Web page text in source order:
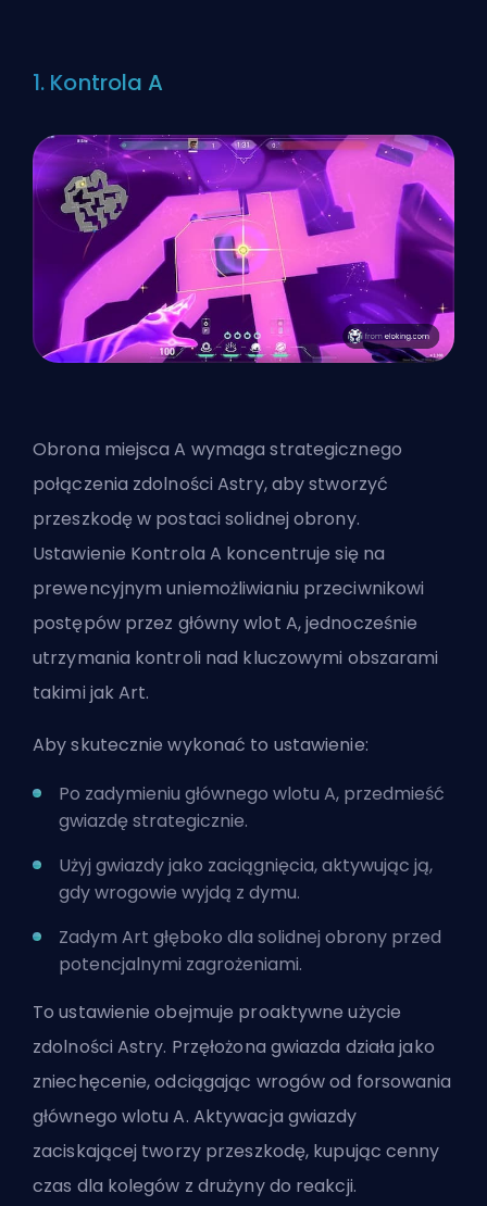
1. Kontrola A
Obrona miejsca A wymaga strategicznego
połączenia zdolności Astry, aby stworzyć
przeszkodę w postaci solidnej obrony.
Ustawienie Kontrola A koncentruje się na
prewencyjnym uniemożliwianiu przeciwnikowi
postępów przez główny wlot A, jednocześnie
utrzymania kontroli nad kluczowymi obszarami
takimi jak Art.
Aby skutecznie wykonać to ustawienie:
Po zadymieniu głównego wlotu A, przedmieść
gwiazdę strategicznie.
Użyj gwiazdy jako zaciągnięcia, aktywując ją,
gdy wrogowie wyjdą z dymu.
Zadym Art głęboko dla solidnej obrony przed
potencjalnymi zagrożeniami.
To ustawienie obejmuje proaktywne użycie
zdolności Astry. Przęłożona gwiazda działa jako
zniechęcenie, odciągając wrogów od forsowania
głównego wlotu A. Aktywacja gwiazdy
zaciskającej tworzy przeszkodę, kupując cenny
czas dla kolegów z drużyny do reakcji.